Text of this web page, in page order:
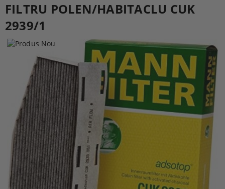
FILTRU POLEN/HABITACLU CUK
2939/1